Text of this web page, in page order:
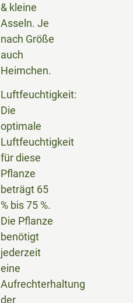
& kleine
Asseln. Je
nach Größe
auch
Heimchen.
Luftfeuchtigkeit:
Die
optimale
Luftfeuchtigkeit
für diese
Pflanze
beträgt 65
% bis 75 %.
Die Pflanze
benötigt
jederzeit
eine
Aufrechterhaltung
der